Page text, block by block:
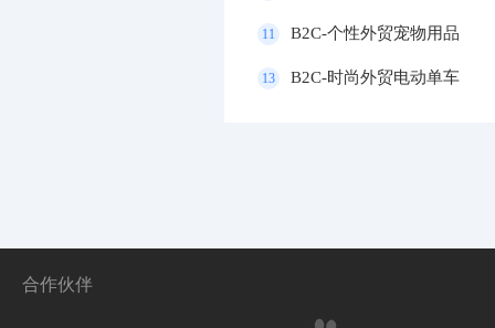
11 B2C-个性外贸宠物用品
13 B2C-时尚外贸电动单车
合作伙伴